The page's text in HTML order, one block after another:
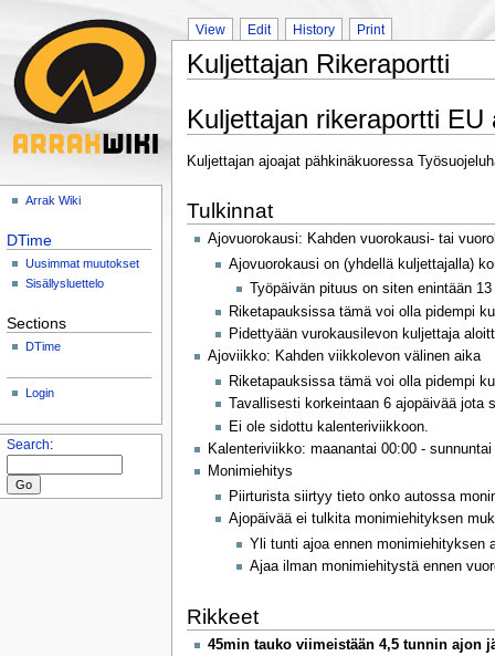
Arrak Wiki
DTime
Uusimmat muutokset
Sisällysluettelo
Sections
DTime
Login
Search:
View Edit History Print
Kuljettajan Rikeraportti
Kuljettajan rikeraportti
Kuljettajan ajoajat pähkinäkuoressa
Tulkinnat
Ajovuorokausi: Kahden vuorokausi- tai
Ajovuorokausi on (yhdellä kuljettajalla)
Työpäivän pituus on siten enintään
Riketapauksissa tämä voi olla pidempi
Pidettyään vurokausilevon kuljettaja
Ajoviikko: Kahden viikkolevon välinen aika
Riketapauksissa tämä voi olla pidempi
Tavallisesti korkeintaan 6 ajopäivää jota
Ei ole sidottu kalenteriviikkoon.
Kalenteriviikko: maanantai 00:00 - sunnuntai
Monimiehitys
Piirturista siirtyy tieto onko autossa
Ajopäivää ei tulkita monimiehityksen
Yli tunti ajoa ennen monimiehityksen
Ajaa ilman monimiehitystä ennen
Rikkeet
45min tauko viimeistään 4,5 tunnin ajon